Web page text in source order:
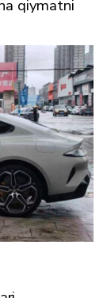
qiymatni